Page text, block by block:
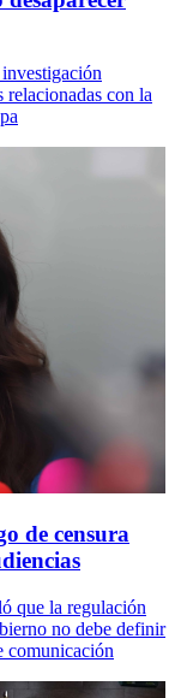
relacionadas con la
de censura
que la regulación
no debe definir
comunicación